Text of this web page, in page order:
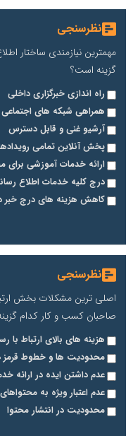
نظرسنجی
مهمترین نیازمندی ساختار
گزینه است؟
راه اندازی خبرگزاری داخلی
همراهی شبکه های اجتماعی
آرشیو غنی و قابل دسترس
پخش آنلاین تمامی
ارائه خدمات آموزشی
درج کلیه خدمات اطلاع
کاهش هزینه های درج خبر
نظرسنجی
اصلی ترین مشکلات بخش
صاحبان کسب و کار کدام
هزینه های بالای ارتباط با
محدودیت ها و خطوط قرمز
عدم داشتن ایده در ارائه
عدم اعتبار ویژه به
محدودیت در انتشار محتوا